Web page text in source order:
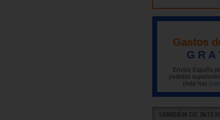
Gastos
G R A
Envíos España
pedidos
(más iva)